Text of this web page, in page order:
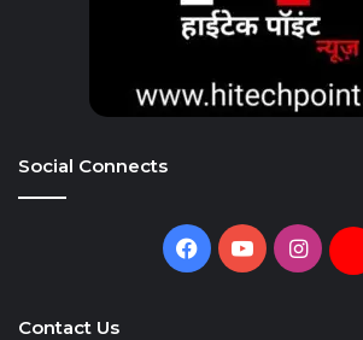
Social Connects
Facebook
YouTube
Contact Us